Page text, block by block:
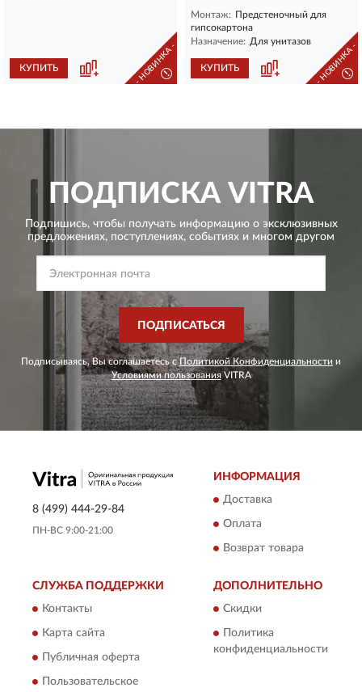
КУПИТЬ - НОВИНКА -
!
Монтаж: Предстеночный для
гипсокартона
Назначение: Для унитазов
КУПИТЬ - НОВИНКА -
!
ПОДПИСКА VITRA
Подпишись, чтобы получать информацию о эксклюзивных
предложениях, поступлениях, событиях и многом другом
ПОДПИСАТЬСЯ
Подписываясь, Вы соглашаетесь сПолитикой Конфиденциальности и
Условиями пользованияVITRA
8 (499) 444-29-84
ПН-ВС 9:00-21:00
ИНФОРМАЦИЯ
Доставка
Оплата
Возврат товара
СЛУЖБА ПОДДЕРЖКИ
Контакты
Карта сайта
Публичная оферта
Пользовательское
ДОПОЛНИТЕЛЬНО
Скидки
Политика
конфиденциальности